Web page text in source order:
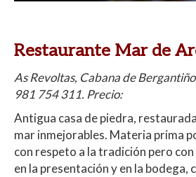
Restaurante Mar de
As Revoltas, Cabana de
981 754 311. Precio:
Antigua casa de piedra,
mar inmejorables. Materia prima
con respeto a la tradición pero
en la presentación y en la bodega,